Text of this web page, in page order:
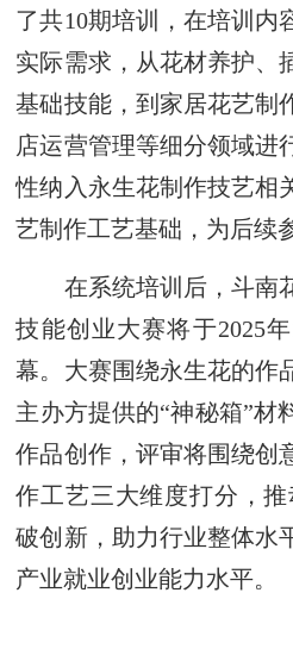
了共10期培训，在培训内
实际需求，从花材养护、
基础技能，到家居花艺制
店运营管理等细分领域进
性纳入永生花制作技艺相
艺制作工艺基础，为后续
在系统培训后，斗南
技能创业大赛将于2025
幕。大赛围绕永生花的作
主办方提供的“神秘箱”材
作品创作，评审将围绕创
作工艺三大维度打分，
破创新，助力行业整体水
产业就业创业能力水平。